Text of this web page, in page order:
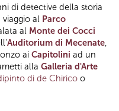
di detective della storia
al Parco
al Monte dei Cocci
Auditorium di Mecenate,
ai Capitolini ad un
alla Galleria d'Arte
di de Chirico o